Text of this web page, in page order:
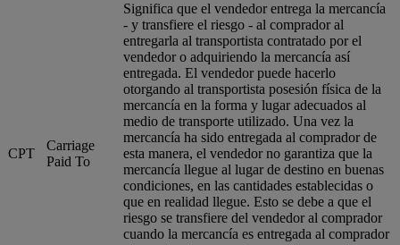
CPT
Carriage
Paid To
Significa que el vendedor entrega la mercancía
- y transfiere el riesgo - al comprador al
entregarla al transportista contratado por el
vendedor o adquiriendo la mercancía así
entregada. El vendedor puede hacerlo
otorgando al transportista posesión física de la
mercancía en la forma y lugar adecuados al
medio de transporte utilizado. Una vez la
mercancía ha sido entregada al comprador de
esta manera, el vendedor no garantiza que la
mercancía llegue al lugar de destino en buenas
condiciones, en las cantidades establecidas o
que en realidad llegue. Esto se debe a que el
riesgo se transfiere del vendedor al comprador
cuando la mercancía es entregada al comprador